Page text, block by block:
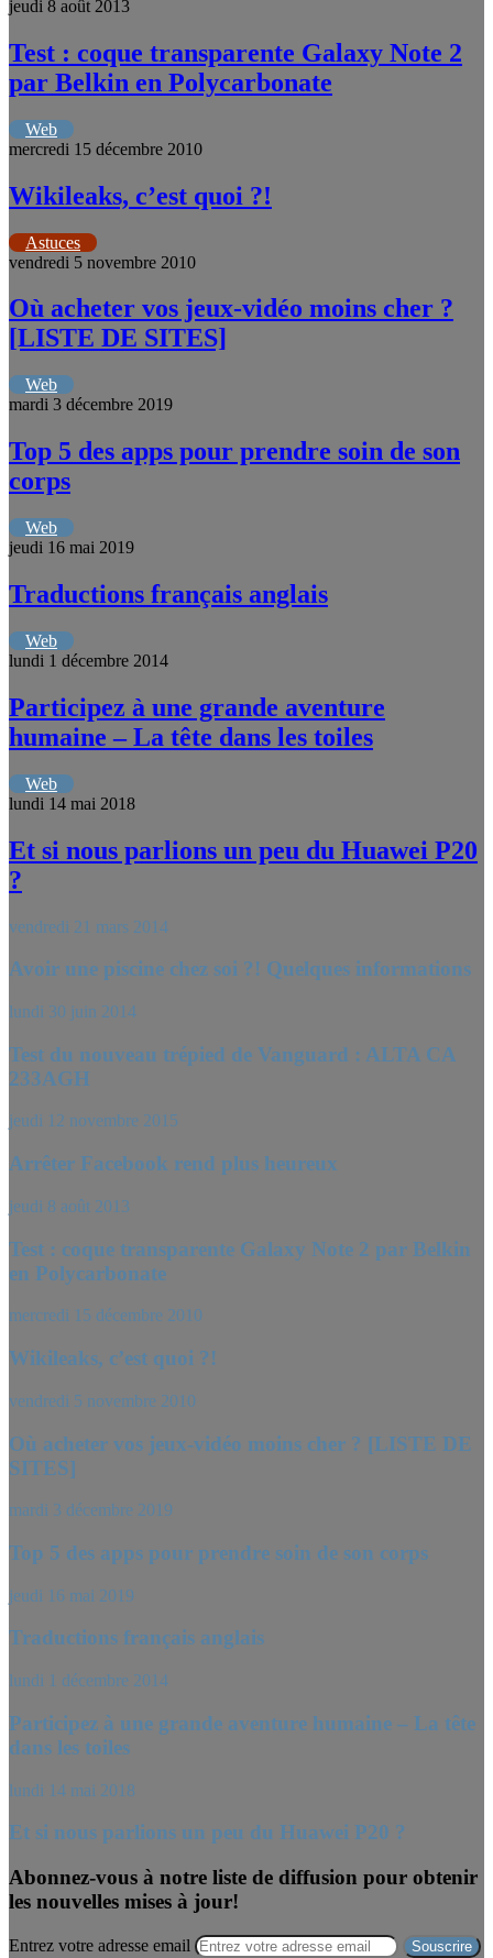
jeudi 8 août 2013
Test : coque transparente Galaxy Note 2
par Belkin en Polycarbonate
Web
mercredi 15 décembre 2010
Wikileaks, c’est quoi ?!
Astuces
vendredi 5 novembre 2010
Où acheter vos jeux-vidéo moins cher ?
[LISTE DE SITES]
Web
mardi 3 décembre 2019
Top 5 des apps pour prendre soin de son
corps
Web
jeudi 16 mai 2019
Traductions français anglais
Web
lundi 1 décembre 2014
Participez à une grande aventure
humaine – La tête dans les toiles
Web
lundi 14 mai 2018
Et si nous parlions un peu du Huawei P20
?
vendredi 21 mars 2014
Avoir une piscine chez soi ?! Quelques informations
lundi 30 juin 2014
Test du nouveau trépied de Vanguard : ALTA CA
233AGH
jeudi 12 novembre 2015
Arrêter Facebook rend plus heureux
jeudi 8 août 2013
Test : coque transparente Galaxy Note 2 par Belkin
en Polycarbonate
mercredi 15 décembre 2010
Wikileaks, c’est quoi ?!
vendredi 5 novembre 2010
Où acheter vos jeux-vidéo moins cher ? [LISTE DE
SITES]
mardi 3 décembre 2019
Top 5 des apps pour prendre soin de son corps
jeudi 16 mai 2019
Traductions français anglais
lundi 1 décembre 2014
Participez à une grande aventure humaine – La tête
dans les toiles
lundi 14 mai 2018
Et si nous parlions un peu du Huawei P20 ?
Abonnez-vous à notre liste de diffusion pour obtenir
les nouvelles mises à jour!
Entrez votre adresse email